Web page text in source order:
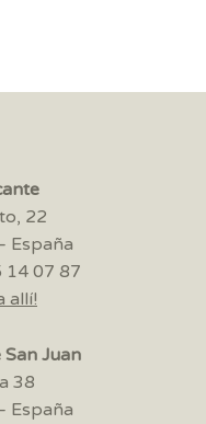
22
España
14 07 87
allí!
Juan
38
España